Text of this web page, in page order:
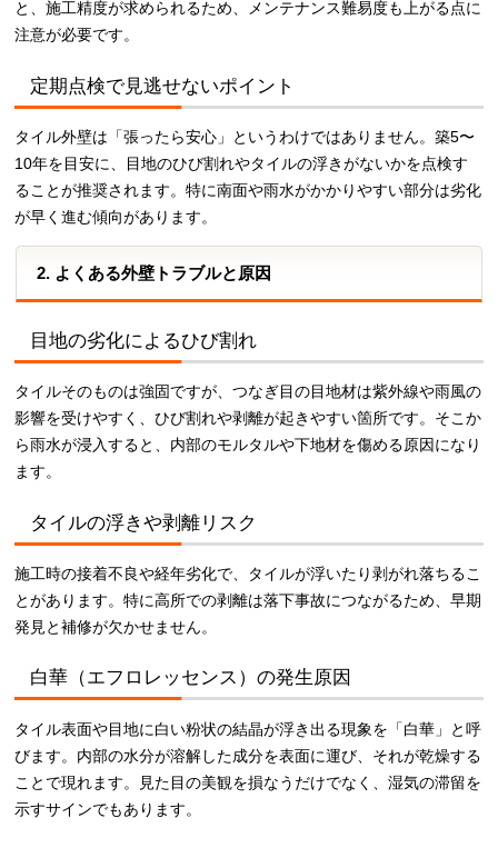
と、施工精度が求められるため、メンテナンス難易度も上がる点に
注意が必要です。
定期点検で見逃せないポイント
タイル外壁は「張ったら安心」というわけではありません。築5〜
10年を目安に、目地のひび割れやタイルの浮きがないかを点検す
ることが推奨されます。特に南面や雨水がかかりやすい部分は劣化
が早く進む傾向があります。
2. よくある外壁トラブルと原因
目地の劣化によるひび割れ
タイルそのものは強固ですが、つなぎ目の目地材は紫外線や雨風の
影響を受けやすく、ひび割れや剥離が起きやすい箇所です。そこか
ら雨水が浸入すると、内部のモルタルや下地材を傷める原因になり
ます。
タイルの浮きや剥離リスク
施工時の接着不良や経年劣化で、タイルが浮いたり剥がれ落ちるこ
とがあります。特に高所での剥離は落下事故につながるため、早期
発見と補修が欠かせません。
白華（エフロレッセンス）の発生原因
タイル表面や目地に白い粉状の結晶が浮き出る現象を「白華」と呼
びます。内部の水分が溶解した成分を表面に運び、それが乾燥する
ことで現れます。見た目の美観を損なうだけでなく、湿気の滞留を
示すサインでもあります。